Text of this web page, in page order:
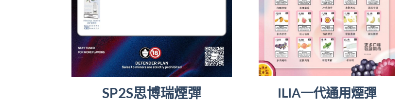
SP2S思博瑞煙彈 ILIA一代通用煙彈